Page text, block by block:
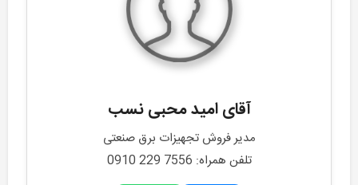
آقای امید محبی نسب
مدیر فروش تجهیزات برق صنعتی
تلفن همراه: 0910 229 7556